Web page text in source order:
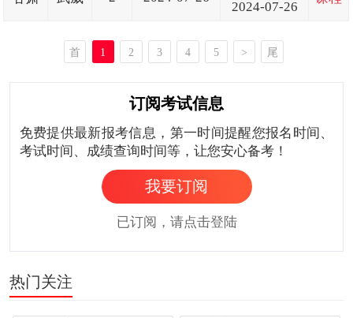
2024-07-26
首
1 2 3 4 5 >
尾
订阅考试信息
免费提供最新报考信息，第一时间提醒您报名时间、
考试时间、成绩查询时间等，让您安心备考！
我要订阅
已订阅，请点击登陆
热门关注